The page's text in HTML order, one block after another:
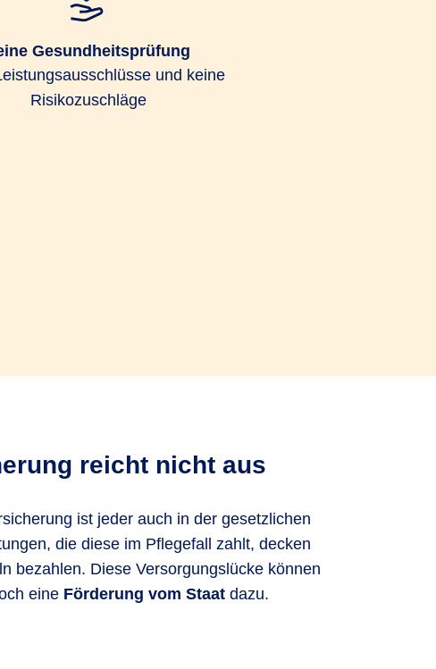
Gesundheitsprüfung
und keine
Risikozuschläge
reicht nicht aus
ist jeder auch in der gesetzlichen
die diese im Pflegefall zahlt, decken
bezahlen. Diese Versorgungslücke können
eine Förderung vom Staat dazu.